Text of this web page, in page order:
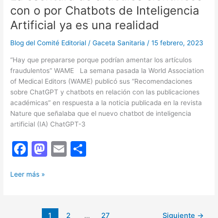
con o por Chatbots de Inteligencia
Artificial ya es una realidad
Blog del Comité Editorial /Gaceta Sanitaria /15 febrero, 2023
“Hay que prepararse porque podrían amentar los artículos
fraudulentos” WAME La semana pasada la World Association
of Medical Editors (WAME) publicó sus “Recomendaciones
sobre ChatGPT y chatbots en relación con las publicaciones
académicas” en respuesta a la noticia publicada en la revista
Nature que señalaba que el nuevo chatbot de inteligencia
artificial (IA) ChatGPT-3
F
c
M
d
E
La
Leer más »
1 2 … 27 Siguiente →